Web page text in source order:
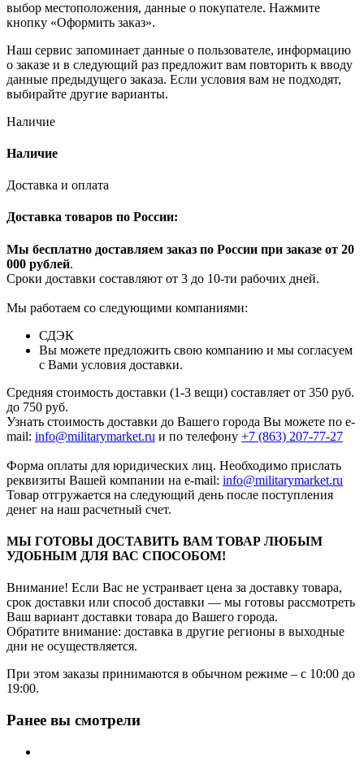
выбор местоположения, данные о покупателе. Нажмите
кнопку «Оформить заказ».
Наш сервис запоминает данные о пользователе, информацию
о заказе и в следующий раз предложит вам повторить к вводу
данные предыдущего заказа. Если условия вам не подходят,
выбирайте другие варианты.
Наличие
Наличие
Доставка и оплата
Доставка товаров по России:
Мы бесплатно доставляем заказ по России при заказе от 20
000 рублей.
Сроки доставки составляют от 3 до 10-ти рабочих дней.
Мы работаем со следующими компаниями:
СДЭК
Вы можете предложить свою компанию и мы согласуем
с Вами условия доставки.
Средняя стоимость доставки (1-3 вещи) составляет от 350 руб.
до 750 руб.
Узнать стоимость доставки до Вашего города Вы можете по e-
mail: info@militarymarket.ru и по телефону +7 (863) 207-77-27
Форма оплаты для юридических лиц. Необходимо прислать
реквизиты Вашей компании на е-mail: info@militarymarket.ru
Товар отгружается на следующий день после поступления
денег на наш расчетный счет.
МЫ ГОТОВЫ ДОСТАВИТЬ ВАМ ТОВАР ЛЮБЫМ
УДОБНЫМ ДЛЯ ВАС СПОСОБОМ!
Внимание! Если Вас не устраивает цена за доставку товара,
срок доставки или способ доставки — мы готовы рассмотреть
Ваш вариант доставки товара до Вашего города.
Обратите внимание: доставка в другие регионы в выходные
дни не осуществляется.
При этом заказы принимаются в обычном режиме – с 10:00 до
19:00.
Ранее вы смотрели